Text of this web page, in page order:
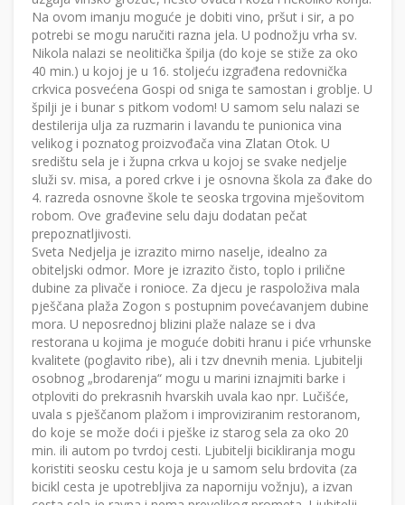
Na ovom imanju moguće je dobiti vino, pršut i sir, a po
potrebi se mogu naručiti razna jela. U podnožju vrha sv.
Nikola nalazi se neolitička špilja (do koje se stiže za oko
40 min.) u kojoj je u 16. stoljeću izgrađena redovnička
crkvica posvećena Gospi od sniga te samostan i groblje. U
špilji je i bunar s pitkom vodom! U samom selu nalazi se
destilerija ulja za ruzmarin i lavandu te punionica vina
velikog i poznatog proizvođača vina Zlatan Otok. U
središtu sela je i župna crkva u kojoj se svake nedjelje
služi sv. misa, a pored crkve i je osnovna škola za đake do
4. razreda osnovne škole te seoska trgovina mješovitom
robom. Ove građevine selu daju dodatan pečat
prepoznatljivosti.
Sveta Nedjelja je izrazito mirno naselje, idealno za
obiteljski odmor. More je izrazito čisto, toplo i prilične
dubine za plivače i ronioce. Za djecu je raspoloživa mala
pješčana plaža Zogon s postupnim povećavanjem dubine
mora. U neposrednoj blizini plaže nalaze se i dva
restorana u kojima je moguće dobiti hranu i piće vrhunske
kvalitete (poglavito ribe), ali i tzv dnevnih menia. Ljubitelji
osobnog „brodarenja“ mogu u marini iznajmiti barke i
otploviti do prekrasnih hvarskih uvala kao npr. Lučišće,
uvala s pješčanom plažom i improviziranim restoranom,
do koje se može doći i pješke iz starog sela za oko 20
min. ili autom po tvrdoj cesti. Ljubitelji bicikliranja mogu
koristiti seosku cestu koja je u samom selu brdovita (za
bicikl cesta je upotrebljiva za naporniju vožnju), a izvan